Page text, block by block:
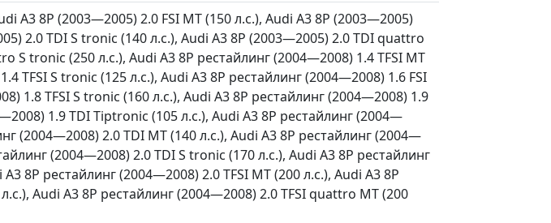
A3 8P (2003—2005) 2.0 FSI MT (150 л.с.), Audi A3 8P (2003—2005)
2.0 TDI S tronic (140 л.с.), Audi A3 8P (2003—2005) 2.0 TDI quattro
S tronic (250 л.с.), Audi A3 8P рестайлинг (2004—2008) 1.4 TFSI MT
TFSI S tronic (125 л.с.), Audi A3 8P рестайлинг (2004—2008) 1.6 FSI
1.8 TFSI S tronic (160 л.с.), Audi A3 8P рестайлинг (2004—2008) 1.9
1.9 TDI Tiptronic (105 л.с.), Audi A3 8P рестайлинг (2004—
(2004—2008) 2.0 TDI MT (140 л.с.), Audi A3 8P рестайлинг (2004—
(2004—2008) 2.0 TDI S tronic (170 л.с.), Audi A3 8P рестайлинг
8P рестайлинг (2004—2008) 2.0 TFSI MT (200 л.с.), Audi A3 8P
Audi A3 8P рестайлинг (2004—2008) 2.0 TFSI quattro MT (200